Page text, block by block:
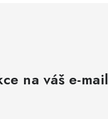
na váš e-mail